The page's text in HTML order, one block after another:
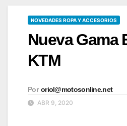
NOVEDADES ROPA Y ACCESORIOS
Nueva Gama
KTM
Por oriol@motosonline.net
ABR 9, 2020